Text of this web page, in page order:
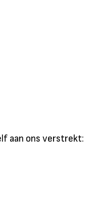
aan ons verstrekt: